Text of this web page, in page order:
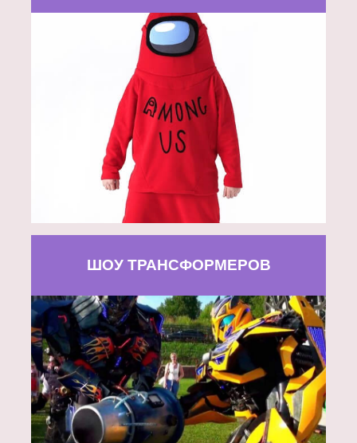
ШОУ ТРАНСФОРМЕРОВ